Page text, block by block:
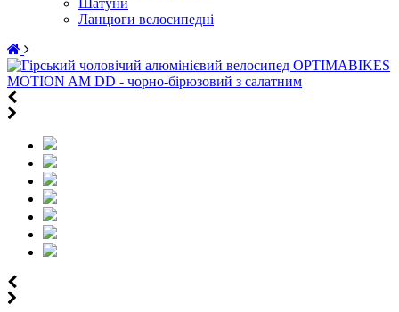
Шатуни
Ланцюги велосипедні